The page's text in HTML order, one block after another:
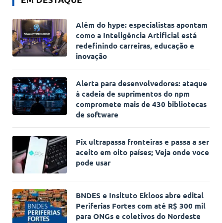
Além do hype: especialistas apontam
como a Inteligência Artificial está
redefinindo carreiras, educação e
inovação
Alerta para desenvolvedores: ataque
à cadeia de suprimentos do npm
compromete mais de 430 bibliotecas
de software
Pix ultrapassa fronteiras e passa a ser
aceito em oito países; Veja onde voce
pode usar
BNDES e Insituto Ekloos abre edital
Periferias Fortes com até R$ 300 mil
para ONGs e coletivos do Nordeste